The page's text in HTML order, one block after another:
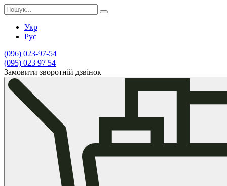
Укр
Рус
(096) 023-97-54
(095) 023 97 54
Замовити зворотній дзвінок